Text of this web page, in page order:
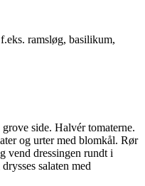
ramsløg, basilikum,
side. Halvér tomaterne.
og urter med blomkål. Rør
vend dressingen rundt i
salaten med